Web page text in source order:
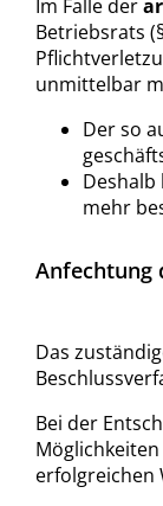
Im Falle der
Betriebsrats
unmittelbar
Der so
Deshalb
mehr
Anfechtung
Das
Bei der
erfolgreichen